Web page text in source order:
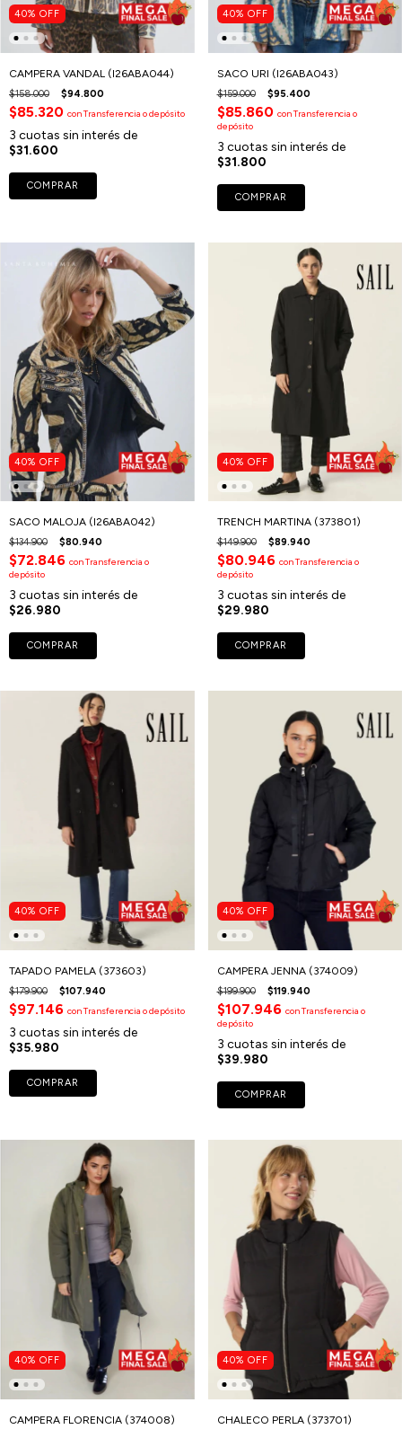
40% OFF
CAMPERA VANDAL (I26ABA044)
$158.000 $94.800
$85.320 conTransferencia o depósito
3 cuotas sin interés de
$31.600
COMPRAR
40% OFF
SACO URI (I26ABA043)
$159.000 $95.400
$85.860 conTransferencia o
depósito
3 cuotas sin interés de
$31.800
COMPRAR
40% OFF
SACO MALOJA (I26ABA042)
$134.900 $80.940
$72.846 conTransferencia o
depósito
3 cuotas sin interés de
$26.980
COMPRAR
40% OFF
TRENCH MARTINA (373801)
$149.900 $89.940
$80.946 conTransferencia o
depósito
3 cuotas sin interés de
$29.980
COMPRAR
40% OFF
TAPADO PAMELA (373603)
$179.900 $107.940
$97.146 conTransferencia o depósito
3 cuotas sin interés de
$35.980
COMPRAR
40% OFF
CAMPERA JENNA (374009)
$199.900 $119.940
$107.946 conTransferencia o
depósito
3 cuotas sin interés de
$39.980
COMPRAR
40% OFF
CAMPERA FLORENCIA (374008)
40% OFF
CHALECO PERLA (373701)